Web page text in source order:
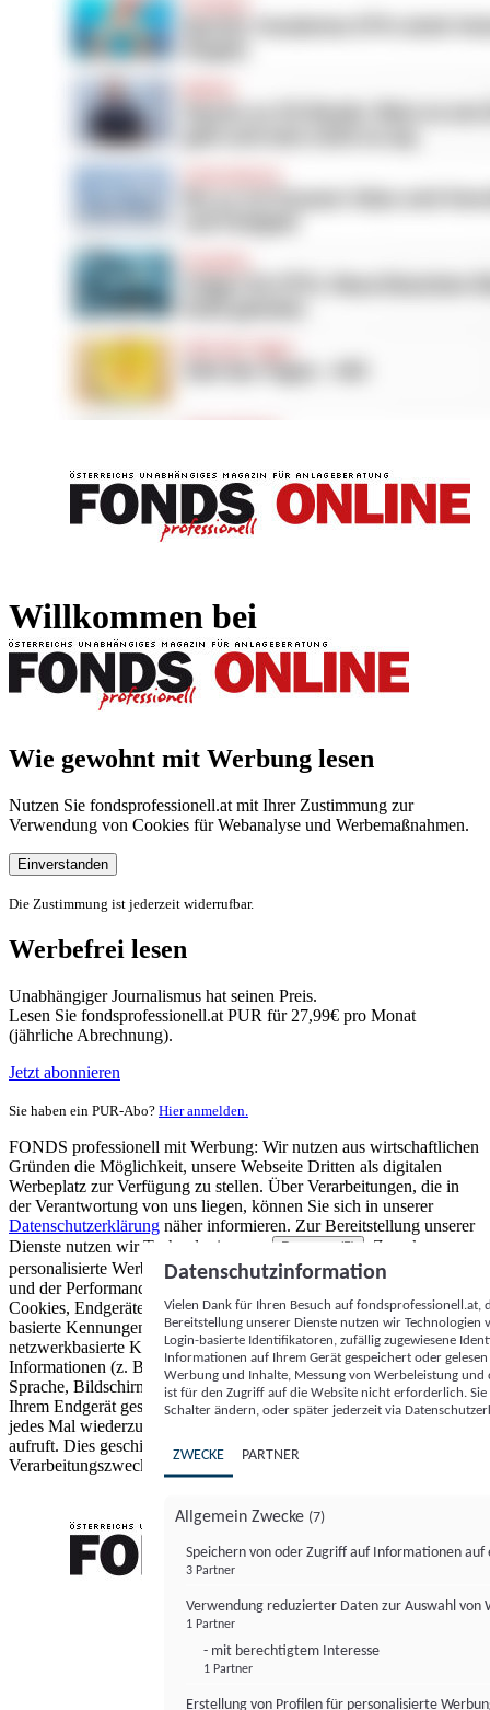
Willkommen bei
Wie gewohnt mit Werbung lesen
Nutzen Sie fondsprofessionell.at mit Ihrer Zustimmung zur
Verwendung von Cookies für Webanalyse und Werbemaßnahmen.
Einverstanden
Die Zustimmung ist jederzeit widerrufbar.
Werbefrei lesen
Unabhängiger Journalismus hat seinen Preis.
Lesen Sie fondsprofessionell.at PUR für 27,99€ pro Monat
(jährliche Abrechnung).
Jetzt abonnieren
Sie haben ein PUR-Abo? Hier anmelden.
FONDS professionell mit Werbung: Wir nutzen aus wirtschaftlichen
Gründen die Möglichkeit, unsere Webseite Dritten als digitalen
Werbeplatz zur Verfügung zu stellen. Über Verarbeitungen, die in
der Verantwortung von uns liegen, können Sie sich in unserer
Datenschutzerklärung näher informieren. Zur Bereitstellung unserer
Dienste nutzen wir Technologien von
Partnern (5)
. Zwecke:
personalisierte Werbung und Inhalte, Messung von Werbeleistung
und der Performance von Inhalten sowie Zielgruppenforschung.
Cookies, Endgeräte- oder ähnliche Online-Kennungen (z. B. login-
basierte Kennungen, zufällig generierte Kennungen,
netzwerkbasierte Kennungen) können zusammen mit anderen
Informationen (z. B. Browsertyp und Browserinformationen,
Sprache, Bildschirmgröße, unterstützte Technologien usw.) auf
Ihrem Endgerät gespeichert oder von dort ausgelesen werden, um es
jedes Mal wiederzuerkennen, wenn es eine App oder einer Webseite
aufruft. Dies geschieht für einen oder mehrere der hier aufgeführten
Verarbeitungszwecke.
Datenschutzinformation
Vielen Dank für Ihren Besuch auf
Bereitstellung unserer Dienste nutzen wir Technologien
Login-basierte Identifikatoren, zufällig zugewiesene
Informationen auf Ihrem Gerät gespeichert oder
Werbung und Inhalte, Messung von Werbeleistung
ist für den Zugriff auf die Website nicht erforderlich.
Schalter ändern, oder später jederzeit via
ZWECKE PARTNER
Allgemein Zwecke (7)
Speichern von oder Zugriff auf Informationen auf
3 Partner
Verwendung reduzierter Daten zur Auswahl von
1 Partner
- mit berechtigtem Interesse
1 Partner
Erstellung von Profilen für personalisierte
FONDS professionell